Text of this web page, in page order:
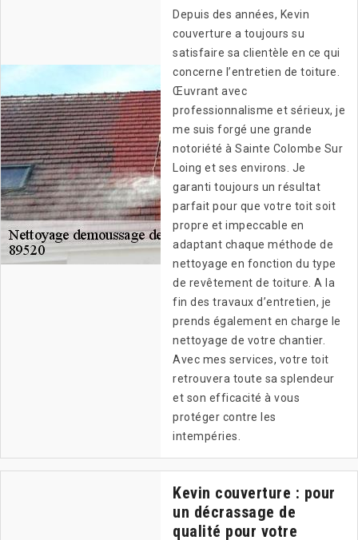
Depuis des années, Kevin
couverture a toujours su
satisfaire sa clientèle en ce qui
concerne l’entretien de toiture.
Œuvrant avec
professionnalisme et sérieux, je
me suis forgé une grande
notoriété à Sainte Colombe Sur
Loing et ses environs. Je
garanti toujours un résultat
parfait pour que votre toit soit
propre et impeccable en
adaptant chaque méthode de
nettoyage en fonction du type
de revêtement de toiture. A la
fin des travaux d’entretien, je
prends également en charge le
nettoyage de votre chantier.
Avec mes services, votre toit
retrouvera toute sa splendeur
et son efficacité à vous
protéger contre les
intempéries.
Kevin couverture : pour
un décrassage de
qualité pour votre